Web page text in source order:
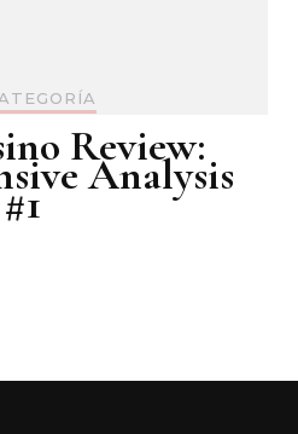
Review:
Analysis
#1